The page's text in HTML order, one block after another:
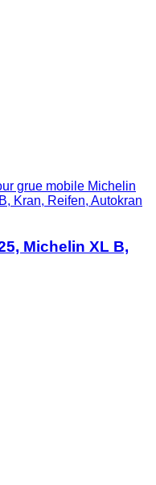
grue mobile Michelin
Kran, Reifen, Autokran
Michelin XL B,